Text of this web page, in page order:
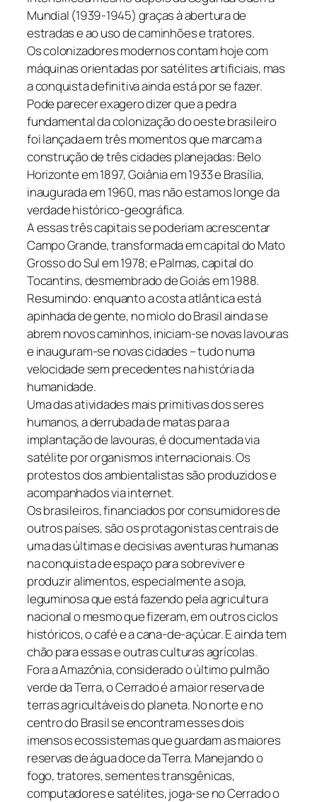
Mundial (1939-1945) graças à abertura de
estradas e ao uso de caminhões e tratores.
Os colonizadores modernos contam hoje com
máquinas orientadas por satélites artificiais, mas
a conquista definitiva ainda está por se fazer.
Pode parecer exagero dizer que a pedra
fundamental da colonização do oeste brasileiro
foi lançada em três momentos que marcam a
construção de três cidades planejadas: Belo
Horizonte em 1897, Goiânia em 1933 e Brasília,
inaugurada em 1960, mas não estamos longe da
verdade histórico-geográfica.
A essas três capitais se poderiam acrescentar
Campo Grande, transformada em capital do Mato
Grosso do Sul em 1978; e Palmas, capital do
Tocantins, desmembrado de Goiás em 1988.
Resumindo: enquanto a costa atlântica está
apinhada de gente, no miolo do Brasil ainda se
abrem novos caminhos, iniciam-se novas lavouras
e inauguram-se novas cidades – tudo numa
velocidade sem precedentes na história da
humanidade.
Uma das atividades mais primitivas dos seres
humanos, a derrubada de matas para a
implantação de lavouras, é documentada via
satélite por organismos internacionais. Os
protestos dos ambientalistas são produzidos e
acompanhados via internet.
Os brasileiros, financiados por consumidores de
outros países, são os protagonistas centrais de
uma das últimas e decisivas aventuras humanas
na conquista de espaço para sobreviver e
produzir alimentos, especialmente a soja,
leguminosa que está fazendo pela agricultura
nacional o mesmo que fizeram, em outros ciclos
históricos, o café e a cana-de-açúcar. E ainda tem
chão para essas e outras culturas agrícolas.
Fora a Amazônia, considerado o último pulmão
verde da Terra, o Cerrado é a maior reserva de
terras agricultáveis do planeta. No norte e no
centro do Brasil se encontram esses dois
imensos ecossistemas que guardam as maiores
reservas de água doce da Terra. Manejando o
fogo, tratores, sementes transgênicas,
computadores e satélites, joga-se no Cerrado o